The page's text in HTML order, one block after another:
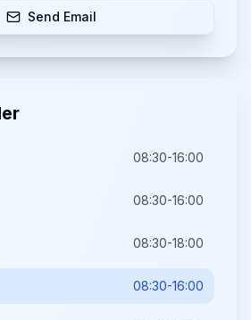
Send Email
08:30-16:00
08:30-16:00
08:30-18:00
08:30-16:00